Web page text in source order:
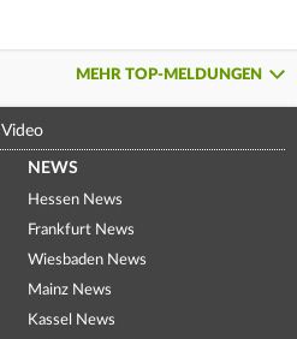
MEHR TOP-MELDUNGEN
Video
NEWS
Hessen News
Frankfurt News
Wiesbaden News
Mainz News
Kassel News